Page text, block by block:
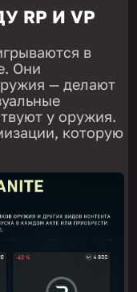
RP И VP
в
Они
— делают
у оружия.
которую